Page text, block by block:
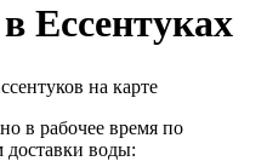
Ессентуках
на карте
в рабочее время по
доставки воды: